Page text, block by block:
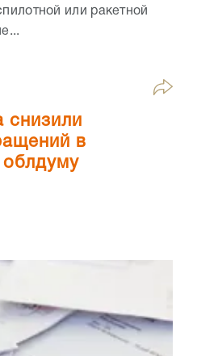
или ракетной
снизили
в
облдуму